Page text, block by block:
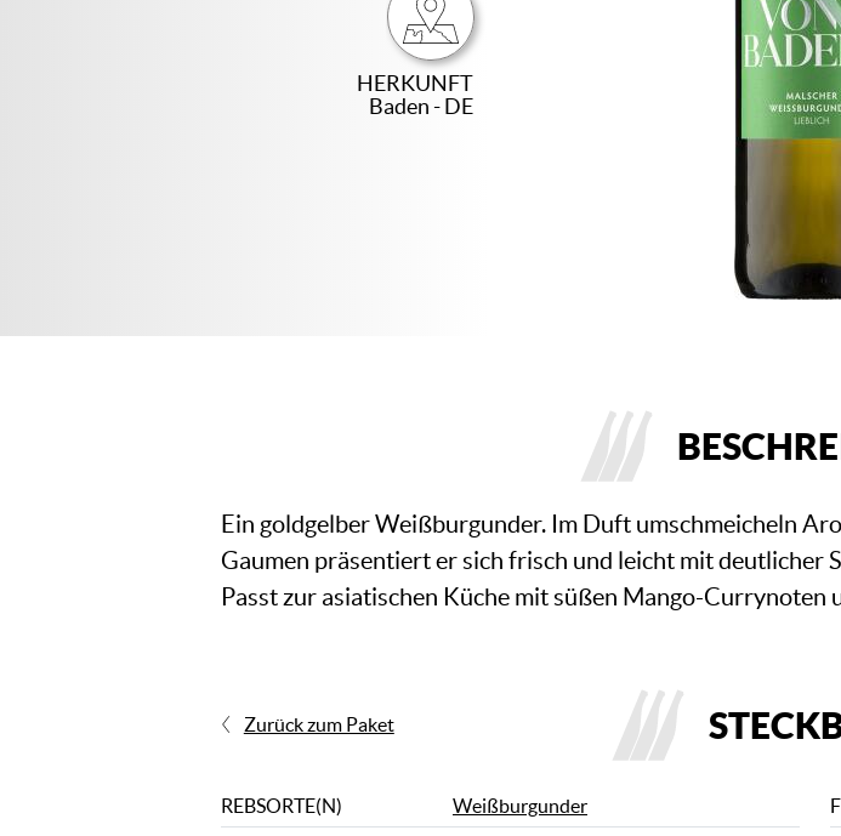
HERKUNFT
Baden - DE
Ein goldgelber Weißburgunder. Im Duft umschmeicheln
Gaumen präsentiert er sich frisch und leicht mit deutlicher
Passt zur asiatischen Küche mit süßen Mango-Currynoten
Zurück zum Paket
REBSORTE(N) Weißburgunder